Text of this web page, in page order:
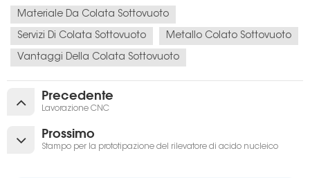
Materiale Da Colata Sottovuoto
Servizi Di Colata Sottovuoto Metallo Colato Sottovuoto
Vantaggi Della Colata Sottovuoto
Precedente
Lavorazione CNC
Prossimo
Stampo per la prototipazione del rilevatore di acido nucleico